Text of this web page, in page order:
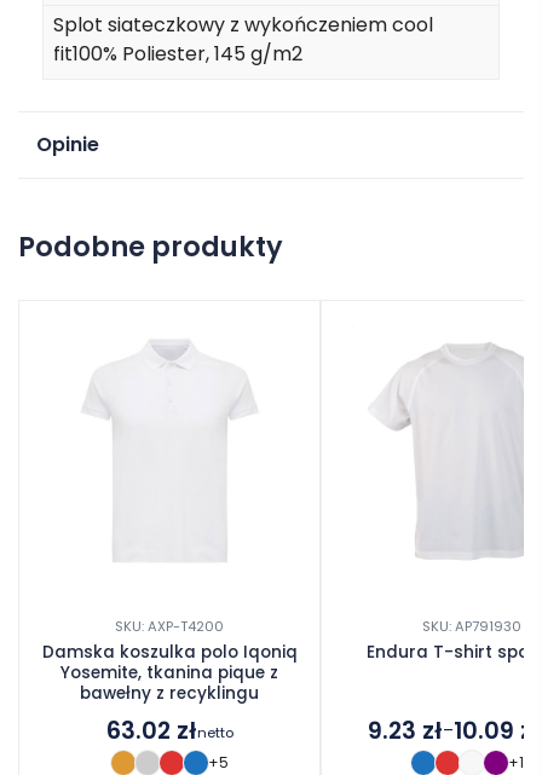
Splot siateczkowy z wykończeniem cool
fit100% Poliester, 145 g/m2
Opinie
Podobne produkty
SKU: AXP-T4200
Damska koszulka polo Iqoniq
Yosemite, tkanina pique z
bawełny z recyklingu
63.02 złnetto
+5
SKU: AP791930
Endura T-shirt
9.23 zł–10.09 zł
Zakres
+10